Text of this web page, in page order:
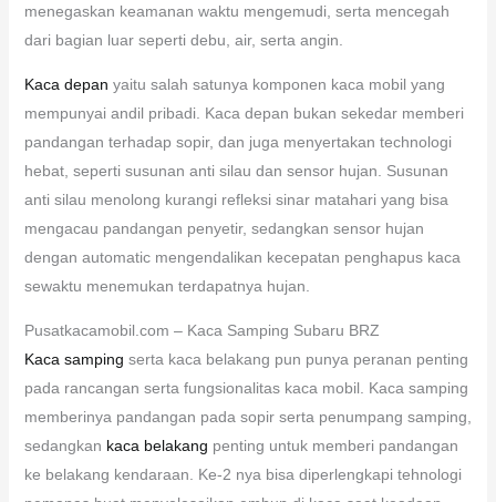
menegaskan keamanan waktu mengemudi, serta mencegah
dari bagian luar seperti debu, air, serta angin.
Kaca depan yaitu salah satunya komponen kaca mobil yang
mempunyai andil pribadi. Kaca depan bukan sekedar memberi
pandangan terhadap sopir, dan juga menyertakan technologi
hebat, seperti susunan anti silau dan sensor hujan. Susunan
anti silau menolong kurangi refleksi sinar matahari yang bisa
mengacau pandangan penyetir, sedangkan sensor hujan
dengan automatic mengendalikan kecepatan penghapus kaca
sewaktu menemukan terdapatnya hujan.
Pusatkacamobil.com – Kaca Samping Subaru BRZ
Kaca samping serta kaca belakang pun punya peranan penting
pada rancangan serta fungsionalitas kaca mobil. Kaca samping
memberinya pandangan pada sopir serta penumpang samping,
sedangkan kaca belakang penting untuk memberi pandangan
ke belakang kendaraan. Ke-2 nya bisa diperlengkapi tehnologi